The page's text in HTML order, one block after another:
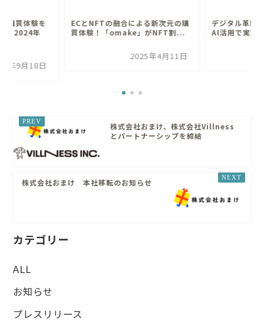
購買体験を
、2024年
年9月18日
ECとNFTの融合による新次元の購
買体験！「omake」がNFT割...
2025年4月11日
デジタル革新
AI活用で実現
株式会社おまけ、株式会社Villness
とパートナーシップを締結
株式会社おまけ 本社移転のお知らせ
カテゴリー
ALL
お知らせ
プレスリリース